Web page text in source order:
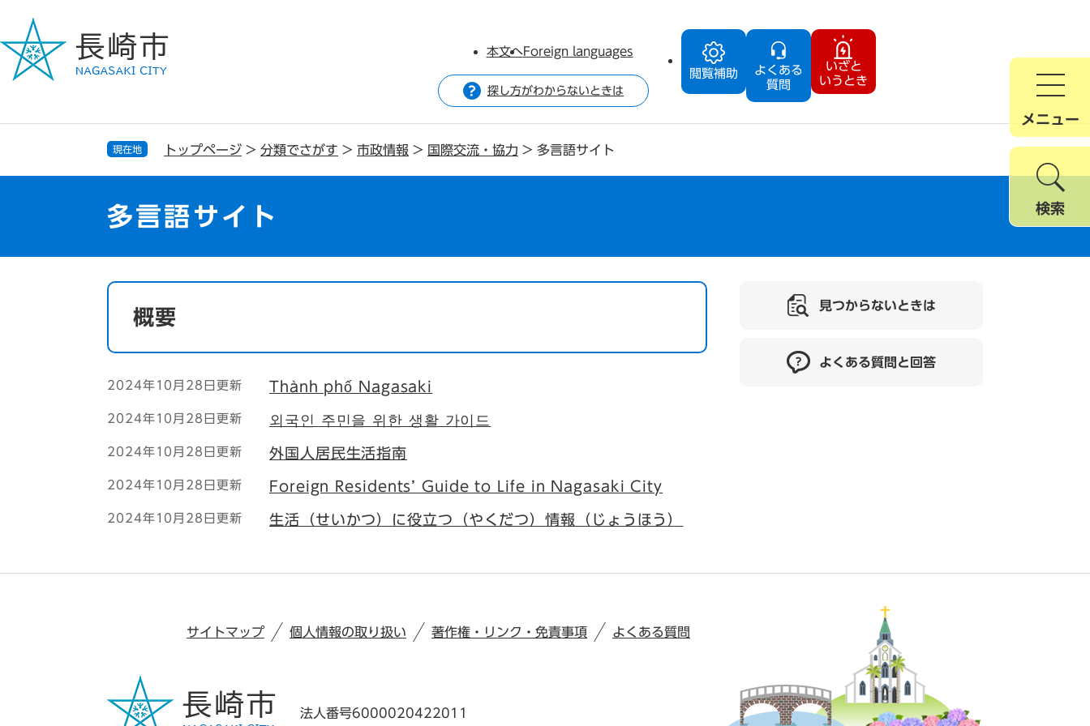
ジ
で
ュ
ば
閲覧補助
よくある
質問
いざと
いうとき
本文へForeign languages
探し方がわからないときは
メニュー
検索
現在地 トップページ > 分類でさがす > 市政情報 > 国際交流・協力 > 多言語サイト
多言語サイト
本
概要
2024年10月28日更新 Thành phố Nagasaki
2024年10月28日更新 외국인 주민을 위한 생활 가이드
2024年10月28日更新 外国人居民生活指南
2024年10月28日更新 Foreign Residents’ Guide to Life in Nagasaki City
2024年10月28日更新 生活（せいかつ）に役立つ（やくだつ）情報（じょうほう）
見つからないときは
よくある質問と回答
サイトマップ 個人情報の取り扱い 著作権・リンク・免責事項 よくある質問
法人番号6000020422011